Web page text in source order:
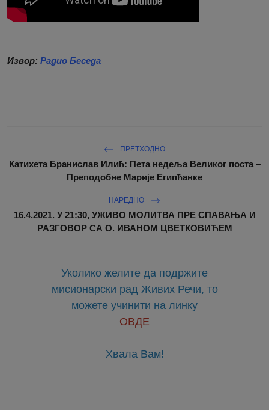
Извор: Радио Беседа
ПРЕТХОДНО
Катихета Бранислав Илић: Пета недеља Великог поста –
Преподобне Марије Египћанке
НАРЕДНО
16.4.2021. У 21:30, УЖИВО МОЛИТВА ПРЕ СПАВАЊА И
РАЗГОВОР СА О. ИВАНОМ ЦВЕТКОВИЋЕМ
Уколико желите да подржите
мисионарски рад Живих Речи, то
можете учинити на линку
ОВДЕ
Хвала Вам!